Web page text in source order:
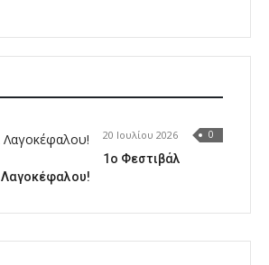
20 Ιουλίου 2026 0
1o Φεστιβάλ
Λαγοκέφαλου!